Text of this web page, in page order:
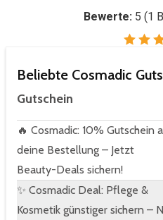
Bewerte: 5 (1
Beliebte Cosmadic
Gutschein
🔥 Cosmadic: 10% Gutschein
deine Bestellung – Jetzt
Beauty-Deals sichern!
✨ Cosmadic Deal: Pflege &
Kosmetik günstiger sichern –